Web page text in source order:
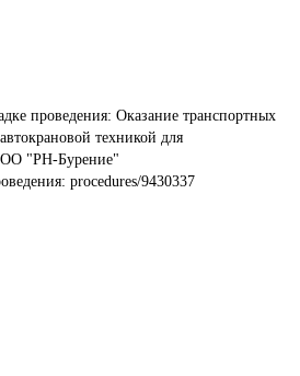
проведения: Оказание транспортных
техникой для
"РН-Бурение"
procedures/9430337